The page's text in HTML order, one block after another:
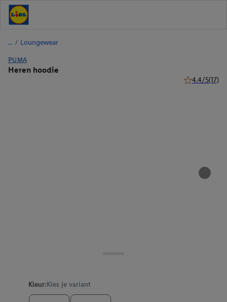
/ Loungewear
PUMA
Heren hoodie
4.4/5(17)
Kleur:Kies je variant